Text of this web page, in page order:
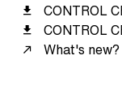
CONTROL
CONTROL
What's